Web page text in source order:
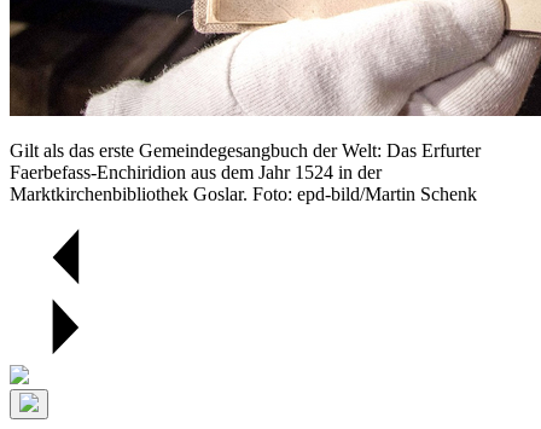
Gilt als das erste Gemeindegesangbuch der Welt: Das Erfurter
Faerbefass-Enchiridion aus dem Jahr 1524 in der
Marktkirchenbibliothek Goslar. Foto: epd-bild/Martin Schenk